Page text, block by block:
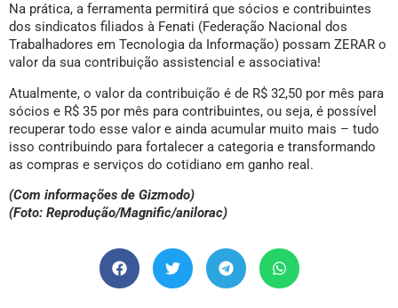
Na prática, a ferramenta permitirá que sócios e contribuintes
dos sindicatos filiados à Fenati (Federação Nacional dos
Trabalhadores em Tecnologia da Informação) possam ZERAR o
valor da sua contribuição assistencial e associativa!
Atualmente, o valor da contribuição é de R$ 32,50 por mês para
sócios e R$ 35 por mês para contribuintes, ou seja, é possível
recuperar todo esse valor e ainda acumular muito mais – tudo
isso contribuindo para fortalecer a categoria e transformando
as compras e serviços do cotidiano em ganho real.
(Com informações de Gizmodo)
(Foto: Reprodução/Magnific/anilorac)